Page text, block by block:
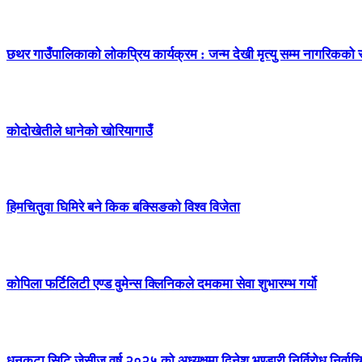
छथर गाउँपालिकाको लोकप्रिय कार्यक्रम : जन्म देखी मृत्यु सम्म नागरिकको
कोदोखेतीले धानेको खोरियागाउँ
हिमचितुवा घिमिरे बने किक बक्सिङको विश्व विजेता
कोपिला फर्टिलिटी एण्ड वुमेन्स क्लिनिकले दमकमा सेवा शुभारम्भ गर्यो